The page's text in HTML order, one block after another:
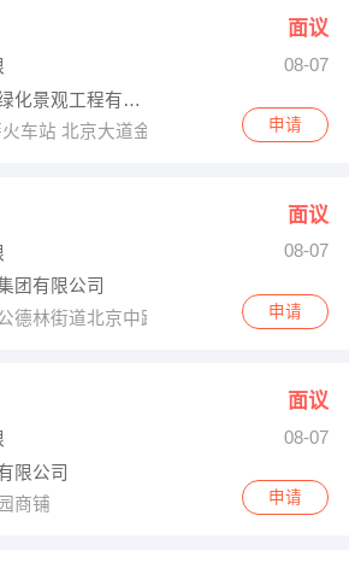
面议
08-07
西藏巅都园林绿化景观工程有限公司
车站 北京大道金马国际9栋2单元104室
申请
面议
08-07
团有限公司
德林街道北京中路197号
申请
面议
08-07
限公司
商铺
申请